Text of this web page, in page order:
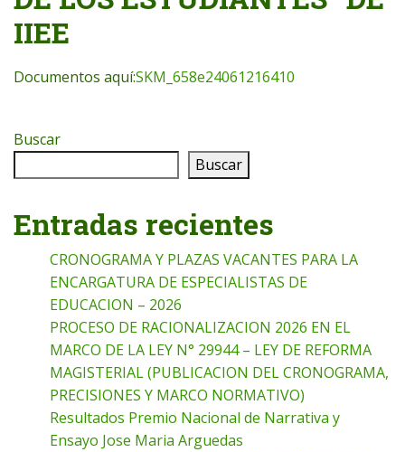
IIEE
Documentos aquí:SKM_658e24061216410
Buscar
Buscar
Entradas recientes
CRONOGRAMA Y PLAZAS VACANTES PARA LA
ENCARGATURA DE ESPECIALISTAS DE
EDUCACION – 2026
PROCESO DE RACIONALIZACION 2026 EN EL
MARCO DE LA LEY N° 29944 – LEY DE REFORMA
MAGISTERIAL (PUBLICACION DEL CRONOGRAMA,
PRECISIONES Y MARCO NORMATIVO)
Resultados Premio Nacional de Narrativa y
Ensayo Jose Maria Arguedas